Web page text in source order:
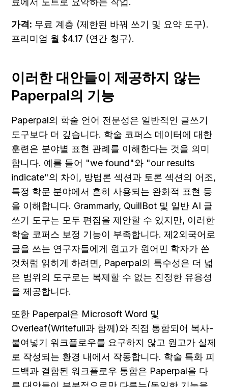
가격: 무료 계층 (제한된 바꿔 쓰기 및 요약 도구).
프리미엄 월 $4.17 (연간 청구).
이러한 대안들이 제공하지 않는
Paperpal의 기능
Paperpal의 학술 언어 전문성은 일반적인 글쓰기
도구보다 더 깊습니다. 학술 코퍼스 데이터에 대한
훈련은 분야별 표현 관례를 이해한다는 것을 의미
합니다. 예를 들어 "we found"와 "our results
indicate"의 차이, 방법론 섹션과 토론 섹션의 어조,
특정 학문 분야에서 흔히 사용되는 완화적 표현 등
을 이해합니다. Grammarly, QuillBot 및 일반 AI 글
쓰기 도구는 모두 편집을 제안할 수 있지만, 이러한
학술 코퍼스 보정 기능이 부족합니다. 제2외국어로
글을 쓰는 연구자들에게 원고가 원어민 학자가 쓴
것처럼 읽히게 하려면, Paperpal의 특수성은 더 넓
은 범위의 도구로는 복제할 수 없는 진정한 유용성
을 제공합니다.
또한 Paperpal은 Microsoft Word 및
Overleaf(Writefull과 함께)와 직접 통합되어 복사-
붙여넣기 워크플로우를 요구하지 않고 원고가 실제
로 작성되는 환경 내에서 작동합니다. 학술 특화 피
드백과 결합된 워크플로우 통합은 Paperpal을 다